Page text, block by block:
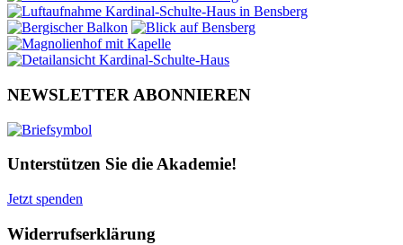
NEWSLETTER ABONNIEREN
Unterstützen Sie die Akademie!
Jetzt spenden
Widerrufserklärung